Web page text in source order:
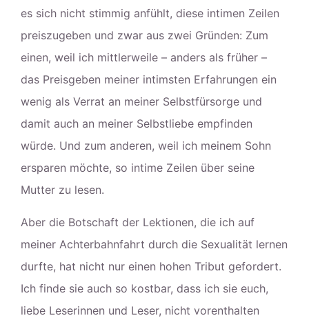
es sich nicht stimmig anfühlt, diese intimen Zeilen
preiszugeben und zwar aus zwei Gründen: Zum
einen, weil ich mittlerweile – anders als früher –
das Preisgeben meiner intimsten Erfahrungen ein
wenig als Verrat an meiner Selbstfürsorge und
damit auch an meiner Selbstliebe empfinden
würde. Und zum anderen, weil ich meinem Sohn
ersparen möchte, so intime Zeilen über seine
Mutter zu lesen.
Aber die Botschaft der Lektionen, die ich auf
meiner Achterbahnfahrt durch die Sexualität lernen
durfte, hat nicht nur einen hohen Tribut gefordert.
Ich finde sie auch so kostbar, dass ich sie euch,
liebe Leserinnen und Leser, nicht vorenthalten